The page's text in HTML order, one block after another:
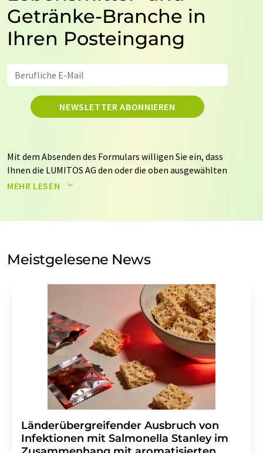
Getränke-Branche in
Ihren Posteingang
NEWSLETTER ABONNIEREN
Mit dem Absenden des Formulars willigen Sie ein, dass
Ihnen die LUMITOS AG den oder die oben ausgewählten
Newsletter per E-Mail zusendet. Ihre Daten werden
auf Basis unsererDatenschutzerklärung. LUMITOS darf
Meinungsforschung per E-Mail kontaktieren. Ihre
Einwilligung können Sie jederzeit ohne Angabe von
Str. 2, 12489 Berlin oder per E-Mail unter
mit Wirkung für die Zukunft
widerrufen. Zudem ist in jeder E-Mail ein Link zur
Abbestellung des entsprechenden Newsletters
enthalten.
MEHR LESEN
Meistgelesene News
Länderübergreifender Ausbruch von
Infektionen mit Salmonella Stanley im